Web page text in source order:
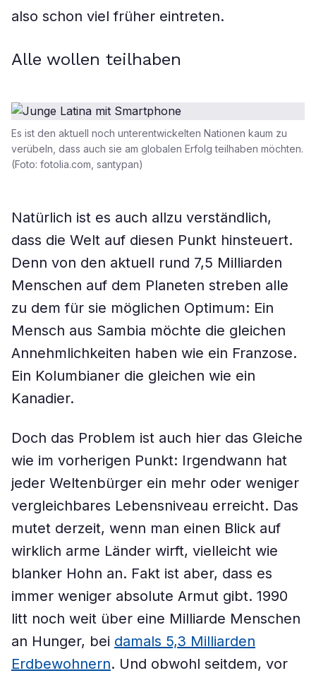
also schon viel früher eintreten.
Alle wollen teilhaben
Es ist den aktuell noch unterentwickelten Nationen kaum zu
verübeln, dass auch sie am globalen Erfolg teilhaben möchten.
(Foto: fotolia.com, santypan)
Natürlich ist es auch allzu verständlich,
dass die Welt auf diesen Punkt hinsteuert.
Denn von den aktuell rund 7,5 Milliarden
Menschen auf dem Planeten streben alle
zu dem für sie möglichen Optimum: Ein
Mensch aus Sambia möchte die gleichen
Annehmlichkeiten haben wie ein Franzose.
Ein Kolumbianer die gleichen wie ein
Kanadier.
Doch das Problem ist auch hier das Gleiche
wie im vorherigen Punkt: Irgendwann hat
jeder Weltenbürger ein mehr oder weniger
vergleichbares Lebensniveau erreicht. Das
mutet derzeit, wenn man einen Blick auf
wirklich arme Länder wirft, vielleicht wie
blanker Hohn an. Fakt ist aber, dass es
immer weniger absolute Armut gibt. 1990
litt noch weit über eine Milliarde Menschen
an Hunger, bei damals 5,3 Milliarden
Erdbewohnern. Und obwohl seitdem, vor